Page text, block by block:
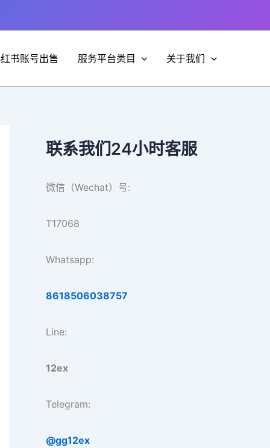
书账号出售 服务平台类目 关于我们
联系我们24小时客服
微信（Wechat）号:
T17068
Whatsapp:
8618506038757
Line:
12ex
Telegram:
@gg12ex